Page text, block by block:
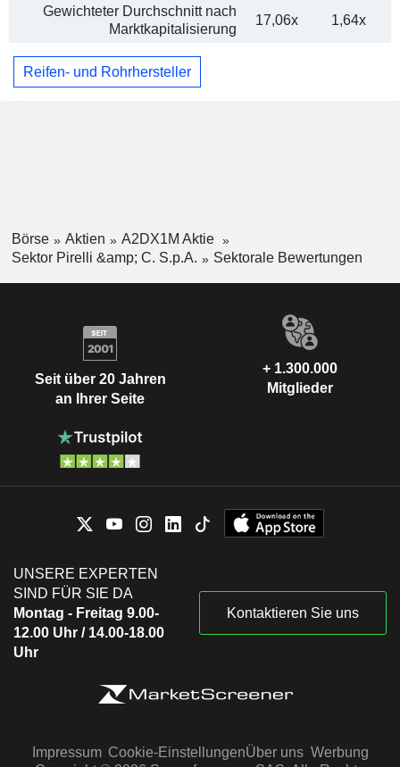
Gewichteter Durchschnitt nach
Marktkapitalisierung
17,06x 1,64x
Reifen- und Rohrhersteller
Börse Aktien
A2DX1M Aktie
Sektor Pirelli &amp; C. S.p.A.
Sektorale Bewertungen
Seit über 20 Jahren
an Ihrer Seite
+ 1.300.000
Mitglieder
UNSERE EXPERTEN
SIND FÜR SIE DA
Montag - Freitag 9.00-
12.00 Uhr / 14.00-18.00
Uhr
Kontaktieren Sie uns
Impressum Cookie-EinstellungenÜber uns Werbung